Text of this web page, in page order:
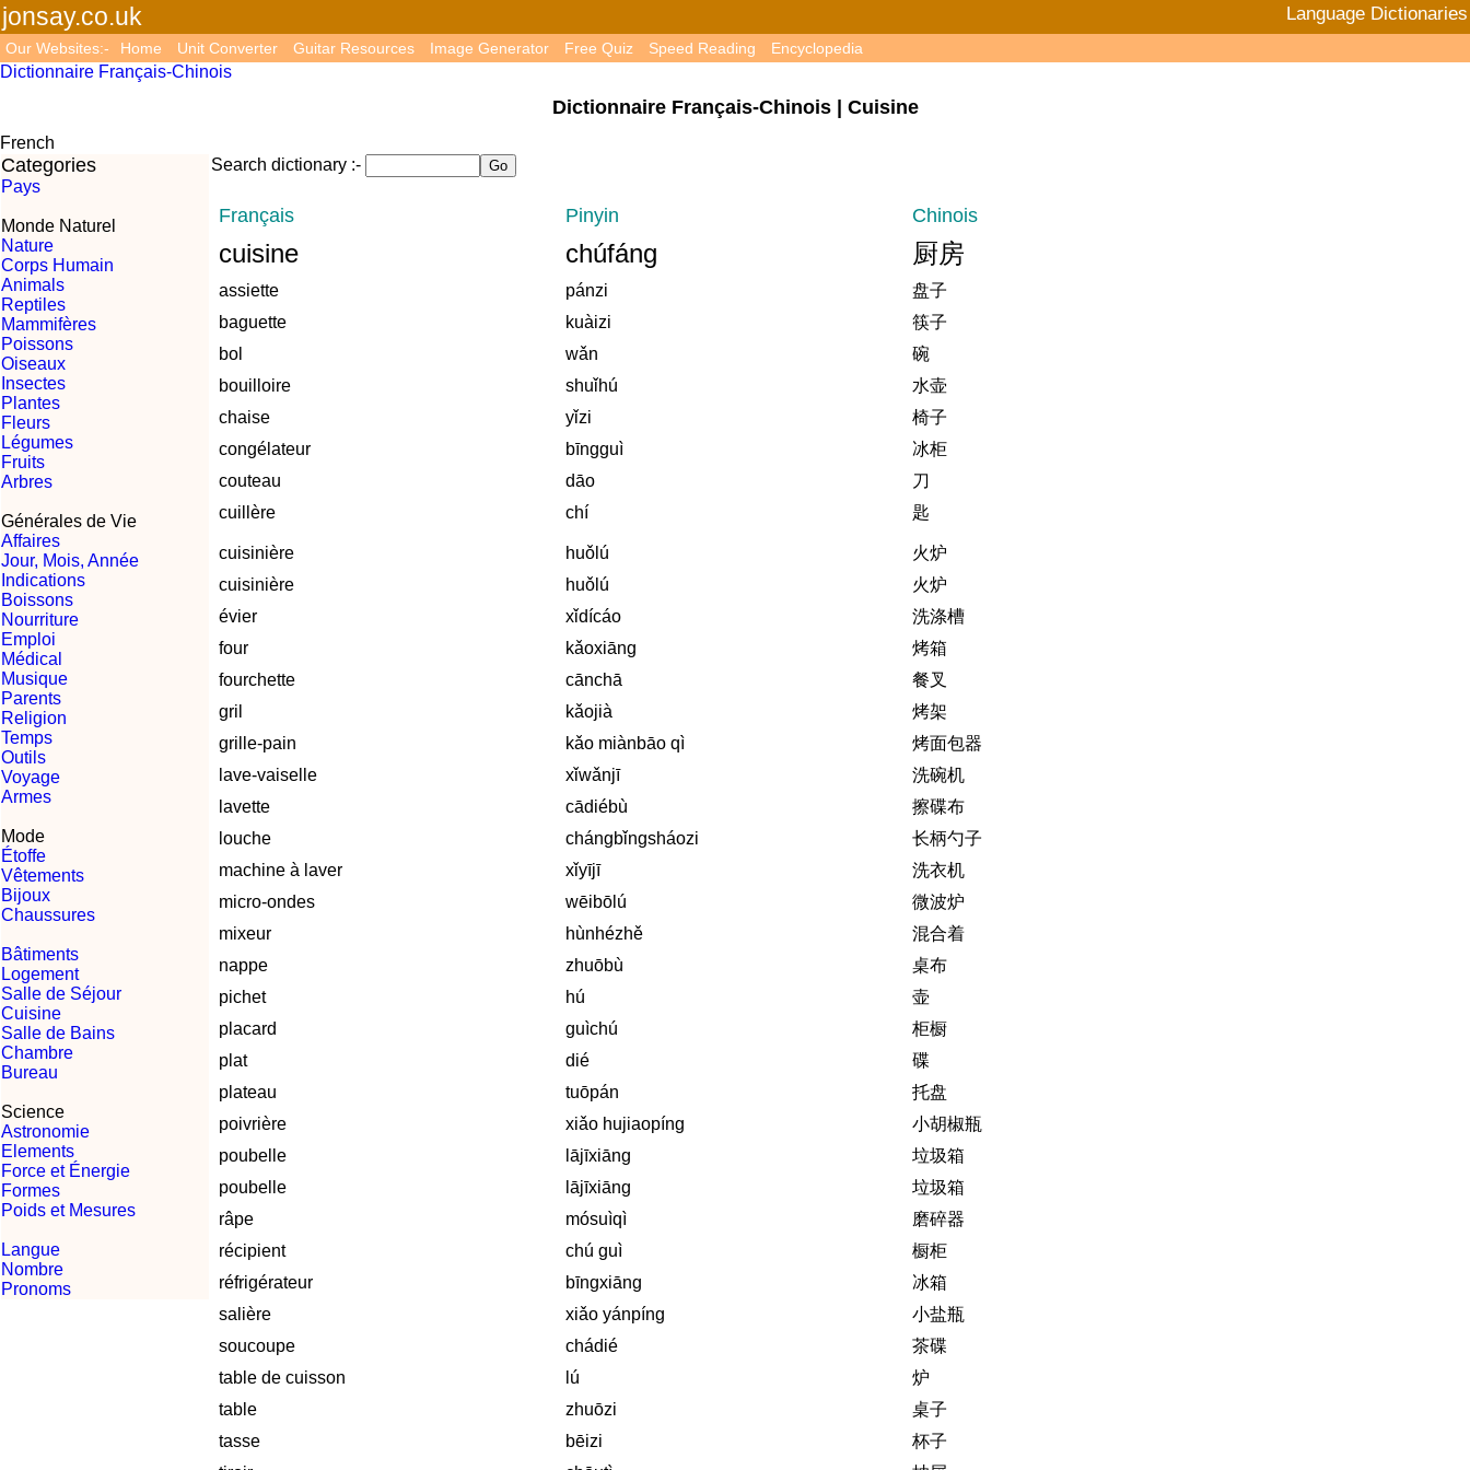
jonsay.co.uk Language Dictionaries
Our Websites:- Home Unit Converter Guitar Resources Image Generator Free Quiz Speed Reading Encyclopedia
Dictionnaire Français-Chinois
Dictionnaire Français-Chinois | Cuisine
French
Categories
Pays
Monde Naturel
Nature
Corps Humain
Animals
Reptiles
Mammifères
Poissons
Oiseaux
Insectes
Plantes
Fleurs
Légumes
Fruits
Arbres
Générales de Vie
Affaires
Jour, Mois, Année
Indications
Boissons
Nourriture
Emploi
Médical
Musique
Parents
Religion
Temps
Outils
Voyage
Armes
Mode
Étoffe
Vêtements
Bijoux
Chaussures
Bâtiments
Logement
Salle de Séjour
Cuisine
Salle de Bains
Chambre
Bureau
Science
Astronomie
Elements
Force et Énergie
Formes
Poids et Mesures
Langue
Nombre
Pronoms
Search dictionary :-
Français Pinyin Chinois
cuisine chúfáng 厨房
assiette pánzi
盘子
baguette
kuàizi
筷子
bol
wǎn
碗
bouilloire
shuǐhú
水壶
chaise
yǐzi
椅子
congélateur
bīngguì
冰柜
couteau
dāo
刀
cuillère
chí 匙
cuisinière huǒlú
火炉
cuisinière
huǒlú
火炉
évier
xǐdícáo
洗涤槽
four
kǎoxiāng
烤箱
fourchette
cānchā
餐叉
gril
kǎojià
烤架
grille-pain
kǎo miànbāo qì
烤面包器
lave-vaiselle
xǐwǎnjī
洗碗机
lavette
cādiébù
擦碟布
louche
chángbǐngsháozi
长柄勺子
machine à laver
xǐyījī
洗衣机
micro-ondes
wēibōlú
微波炉
mixeur
hùnhézhě
混合着
nappe
zhuōbù
桌布
pichet
hú
壶
placard
guìchú
柜橱
plat
dié
碟
plateau
tuōpán
托盘
poivrière
xiǎo hujiaopíng
小胡椒瓶
poubelle
lājīxiāng
垃圾箱
poubelle
lājīxiāng
垃圾箱
râpe
mósuìqì
磨碎器
récipient
chú guì
橱柜
réfrigérateur
bīngxiāng
冰箱
salière
xiǎo yánpíng
小盐瓶
soucoupe
chádié
茶碟
table de cuisson
lú
炉
table
zhuōzi
桌子
tasse
bēizi
杯子